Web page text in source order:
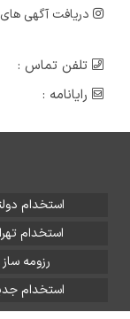
دریافت آگهی های
تلفن تماس :
رایانامه :
استخدام
استخدام
رزومه ساز
استخدام